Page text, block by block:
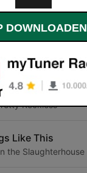
Laatste 30 dagen
Reckless
Like This
the Slaughterhouse
DOWNLOADEN